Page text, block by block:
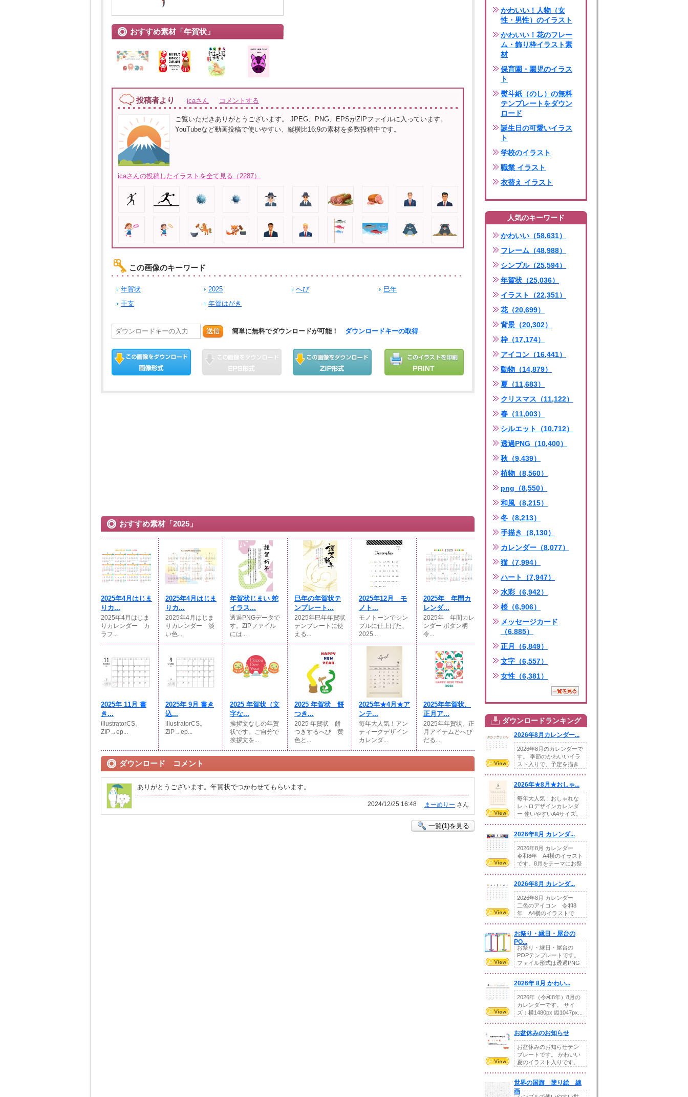
おすすめ素材「年賀状」
投稿者より icaさん コメントする
ご覧いただきありがとうございます。 JPEG、PNG、EPSがZIPファイルに入っています。
YouTubeなど動画投稿で使いやすい、縦横比16:9の素材を多数投稿中です。
icaさんの投稿したイラストを全て見る（2287）
この画像のキーワード
年賀状 2025 へび
巳年
干支
年賀はがき
送信 簡単に無料でダウンロードが可能！ ダウンロードキーの取得
おすすめ素材「2025」
2025年4月はじま
りカ...
2025年4月はじま
りカレンダー カ
ラフ...
2025年4月はじま
りカ...
2025年4月はじま
りカレンダー 淡
い色...
年賀状じまい 蛇
イラス...
透過PNGデータで
す。ZIPファイル
には...
巳年の年賀状テ
ンプレート...
2025年巳年年賀状
テンプレートに使
える...
2025年12月 モ
ノト...
モノトーンでシン
プルに仕上げた、
2025...
2025年 年間カ
レンダ...
2025年 年間カレ
ンダー ボタン柄
令...
2025年 11月 書
き...
illustratorCS。
ZIP→ep...
2025年 9月 書き
込...
illustratorCS。
ZIP→ep...
2025 年賀状（文
字な...
挨拶文なしの年賀
状です。ご自分で
挨拶文を...
2025 年賀状 餅
つき...
2025 年賀状 餅
つきするへび 黄
色と...
2025年★4月★ア
ンテ...
毎年大人気！アン
ティークデザイン
カレンダ...
2025年年賀状、
正月ア...
2025年年賀状、正
月アイテムとへび
だる...
ダウンロード コメント
ありがとうございます。年賀状でつかわせてもらいます。
まーめりー さん
2024/12/25 16:48
一覧(1)を見る
かわいい！人物（女
性・男性）のイラスト
かわいい！花のフレー
ム・飾り枠イラスト素
材
保育園・園児のイラス
ト
熨斗紙（のし）の無料
テンプレートをダウン
ロード
誕生日の可愛いイラス
ト
学校のイラスト
職業 イラスト
衣替え イラスト
人気のキーワード
かわいい（58,631）
フレーム（48,988）
シンプル（25,594）
年賀状（25,036）
イラスト（22,351）
花（20,699）
背景（20,302）
枠（17,174）
アイコン（16,441）
動物（14,879）
夏（11,683）
クリスマス（11,122）
春（11,003）
シルエット（10,712）
透過PNG（10,400）
秋（9,439）
植物（8,560）
png（8,550）
和風（8,215）
冬（8,213）
手描き（8,130）
カレンダー（8,077）
猫（7,994）
ハート（7,947）
水彩（6,942）
桜（6,906）
メッセージカード
（6,885）
正月（6,849）
文字（6,557）
女性（6,381）
ダウンロードランキング
2026年8月カレンダー...
2026年8月のカレンダーで
す。 季節のかわいいイラ
スト入りで、予定を描き
2026年★8月★おしゃ...
毎年大人気！おしゃれな
レトロデザインカレンダ
ー 使いやすいA4サイズ。
2026年8月 カレンダ...
2026年8月 カレンダー
令和8年 A4横のイラスト
です。8月をテーマにお祭
2026年8月 カレンダ...
2026年8月 カレンダー
二色のアイコン 令和8
年 A4横のイラストで
お祭り・縁日・屋台の
PO...
お祭り・縁日・屋台の
POPテンプレートです。
ファイル形式は透過PNG
2026年 8月 かわい...
2026年（令和8年）8月の
カレンダーです。 サイ
ズ：横1480px 縦1047px...
お盆休みのお知らせ
お盆休みのお知らせテン
プレートです。 かわいい
夏のイラスト入りです。
世界の国旗 塗り絵 線
画